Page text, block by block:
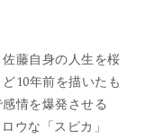
藤自身の人生を桜
10年前を描いたも
情を爆発させる
ウな「スピカ」